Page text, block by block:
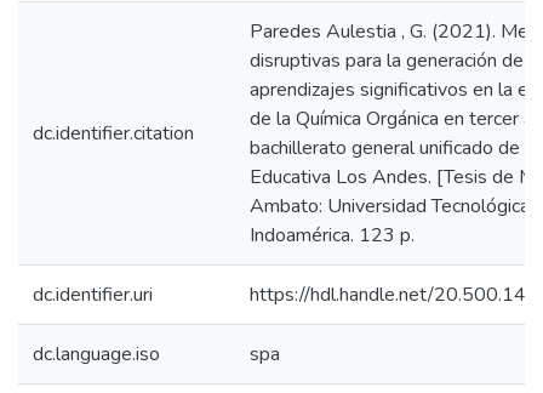
dc.identifier.citation
Paredes Aulestia , G. (2021).
disruptivas para la generación de
aprendizajes significativos en la
de la Química Orgánica en tercer
bachillerato general unificado de
Educativa Los Andes. [Tesis de
Ambato: Universidad Tecnológica
Indoamérica. 123 p.
dc.identifier.uri https://hdl.handle.net/
dc.language.iso spa